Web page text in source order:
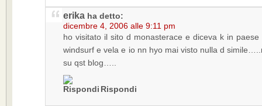
erika ha detto:
dicembre 4, 2006 alle 9:11 pm
ho visitato il sito d monasterace e diceva k in paese
windsurf e vela e io nn hyo mai visto nulla d
su qst blog…..
Rispondi